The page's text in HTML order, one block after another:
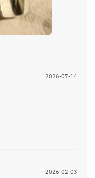
2026-07-14
2026-02-03